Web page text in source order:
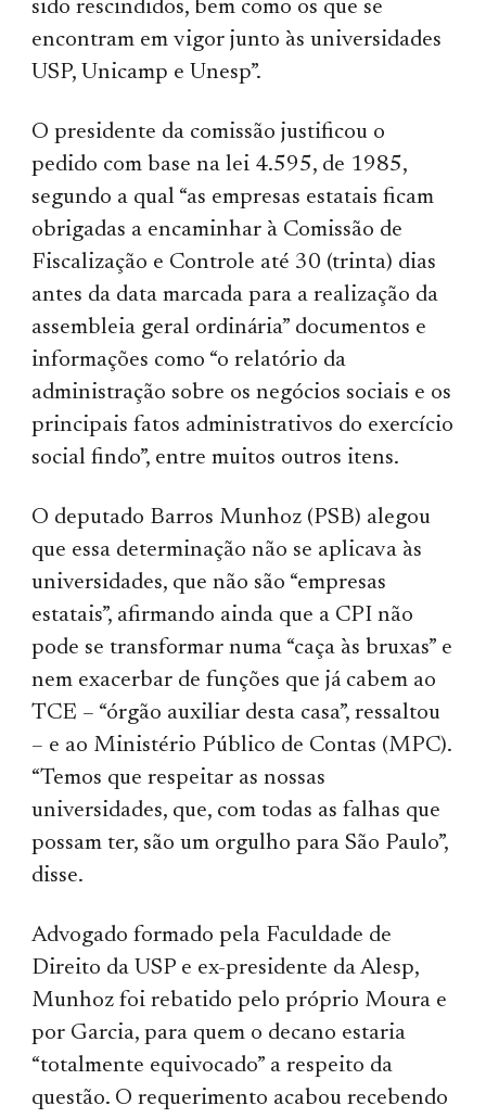
sido rescindidos, bem como os que se
encontram em vigor junto às universidades
USP, Unicamp e Unesp”.
O presidente da comissão justificou o
pedido com base na lei 4.595, de 1985,
segundo a qual “as empresas estatais ficam
obrigadas a encaminhar à Comissão de
Fiscalização e Controle até 30 (trinta) dias
antes da data marcada para a realização da
assembleia geral ordinária” documentos e
informações como “o relatório da
administração sobre os negócios sociais e os
principais fatos administrativos do exercício
social findo”, entre muitos outros itens.
O deputado Barros Munhoz (PSB) alegou
que essa determinação não se aplicava às
universidades, que não são “empresas
estatais”, afirmando ainda que a CPI não
pode se transformar numa “caça às bruxas” e
nem exacerbar de funções que já cabem ao
TCE – “órgão auxiliar desta casa”, ressaltou
– e ao Ministério Público de Contas (MPC).
“Temos que respeitar as nossas
universidades, que, com todas as falhas que
possam ter, são um orgulho para São Paulo”,
disse.
Advogado formado pela Faculdade de
Direito da USP e ex-presidente da Alesp,
Munhoz foi rebatido pelo próprio Moura e
por Garcia, para quem o decano estaria
“totalmente equivocado” a respeito da
questão. O requerimento acabou recebendo